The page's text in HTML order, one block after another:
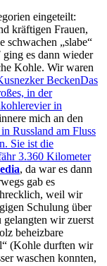
eingeteilt:
kräftigen Frauen,
schwachen
slabe
ging es dann wieder
Kohle. Wir waren
BeckenDas
in der
in
mich an den
Russland am Fluss
Sie ist die
3.360 Kilometer
, da war es dann
gab es
weil wir
Schulung über
wir zuerst
beheizbare
(Kohle durften wir
waschen konnten,